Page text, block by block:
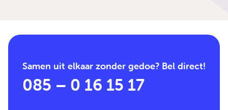
Samen uit elkaar zonder gedoe? Bel direct!
085 – 0 16 15 17